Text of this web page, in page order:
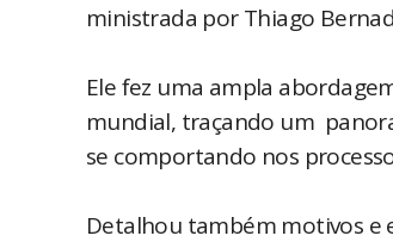
ministrada por Thiago
Ele fez uma ampla
mundial, traçando um
se comportando nos
Detalhou também motivos e